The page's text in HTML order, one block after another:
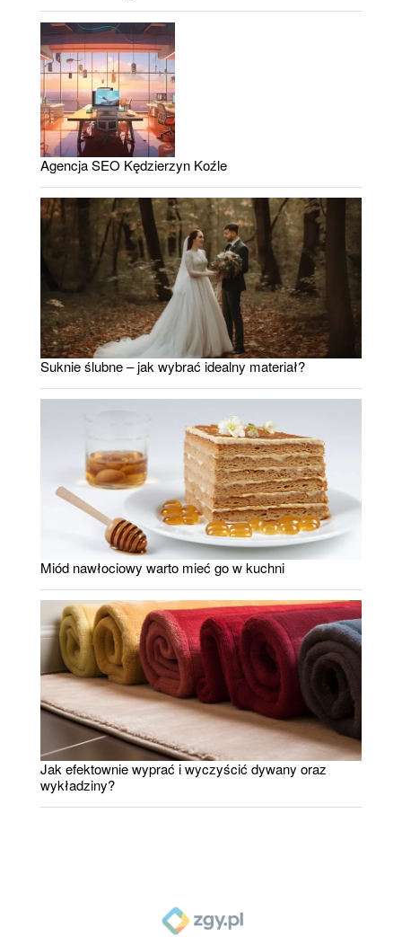
Agencja SEO Kędzierzyn Koźle
Suknie ślubne – jak wybrać idealny materiał?
Miód nawłociowy warto mieć go w kuchni
Jak efektownie wyprać i wyczyścić dywany oraz
wykładziny?